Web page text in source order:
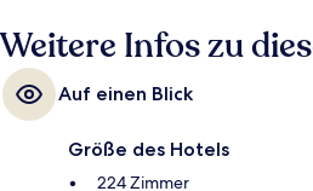
Weitere Infos zu
Auf einen Blick
Größe des Hotels
224 Zimmer